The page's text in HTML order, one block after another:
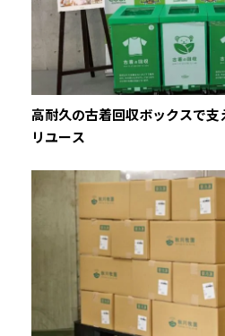
高耐久の古着回収ボックスで
リユース